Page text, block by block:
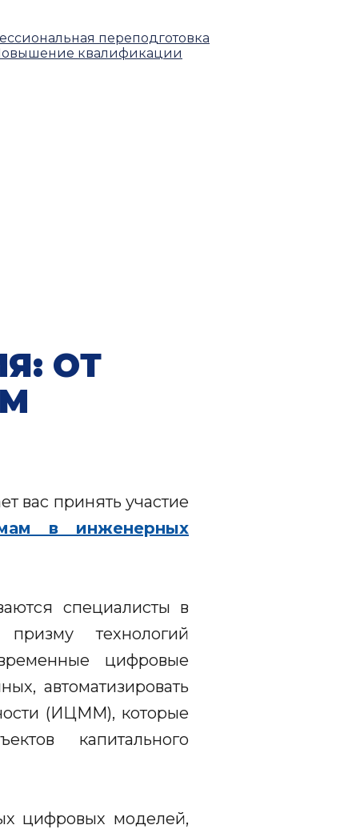
ОТ
вас принять участие
в инженерных
специалисты в
технологий
цифровые
автоматизировать
(ИЦММ), которые
капитального
цифровых моделей,